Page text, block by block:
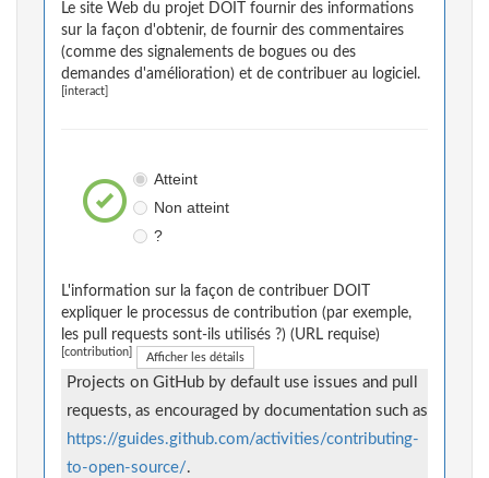
Le site Web du projet DOIT fournir des informations
sur la façon d'obtenir, de fournir des commentaires
(comme des signalements de bogues ou des
demandes d'amélioration) et de contribuer au logiciel.
[interact]
Atteint
Non atteint
?
L'information sur la façon de contribuer DOIT
expliquer le processus de contribution (par exemple,
les pull requests sont-ils utilisés ?) (URL requise)
[contribution] Afficher les détails
Projects on GitHub by default use issues and pull
requests, as encouraged by documentation such as
https://guides.github.com/activities/contributing-
to-open-source/.